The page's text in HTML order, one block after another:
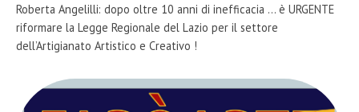
Roberta Angelilli: dopo oltre 10 anni di inefficacia ... è URGENTE
riformare la Legge Regionale del Lazio per il settore
dell’Artigianato Artistico e Creativo !